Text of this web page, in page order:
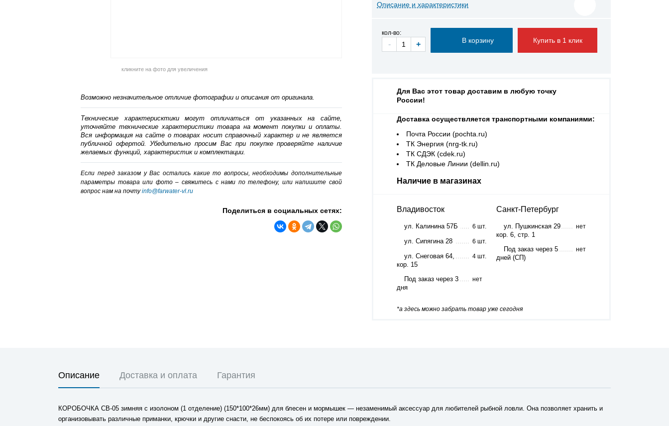
кликните на фото для увеличения
Возможно незначительное отличие фотографии и описания от оригинала.
Технические характерисктики могут отличаться от указанных на сайте,
уточняйте технические характеристики товара на момент покупки и оплаты.
Вся информация на сайте о товарах носит справочный характер и не является
публичной офертой. Убедительно просим Вас при покупке проверяйте наличие
желаемых функций, характеристик и комплектации.
Если перед заказом у Вас остались какие то вопросы, необходимы дополнительные
параметры товара или фото – cвяжитесь с нами по телефону, или напишите свой
вопрос нам на почтуinfo@farwater-vl.ru
Поделиться в социальных сетях:
Описание и характеристики
кол-во:
- + Купить в 1 клик
Для Вас этот товар доставим в любую точку
России!
Доставка осуществляется транспортными компаниями:
Почта России (pochta.ru)
ТК Энергия (nrg-tk.ru)
ТК СДЭК (cdek.ru)
ТК Деловые Линии (dellin.ru)
Наличие в магазинах
Владивосток
ул. Калинина 57Б 6 шт.
ул. Сипягина 28 6 шт.
ул. Снеговая 64,
кор. 15
4 шт.
Под заказ через 3
дня
нет
Санкт-Петербург
ул. Пушкинская 29
кор. 6, стр. 1
нет
Под заказ через 5
дней (СП)
нет
*а здесь можно забрать товар уже сегодня
Описание Доставка и оплата Гарантия
КОРОБОЧКА СВ-05 зимняя с изолоном (1 отделение) (150*100*26мм) для блесен и мормышек — незаменимый аксессуар для любителей рыбной ловли. Она позволяет хранить и
организовывать различные приманки, крючки и другие снасти, не беспокоясь об их потере или повреждении.